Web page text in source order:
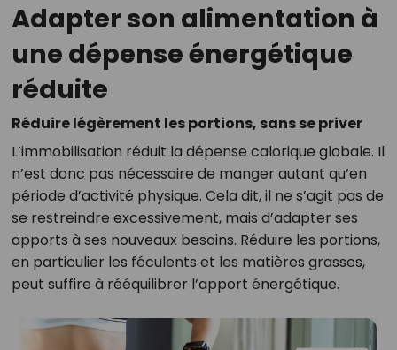
Adapter son alimentation à
une dépense énergétique
réduite
Réduire légèrement les portions, sans se priver
L’immobilisation réduit la dépense calorique globale. Il
n’est donc pas nécessaire de manger autant qu’en
période d’activité physique. Cela dit, il ne s’agit pas de
se restreindre excessivement, mais d’adapter ses
apports à ses nouveaux besoins. Réduire les portions,
en particulier les féculents et les matières grasses,
peut suffire à rééquilibrer l’apport énergétique.